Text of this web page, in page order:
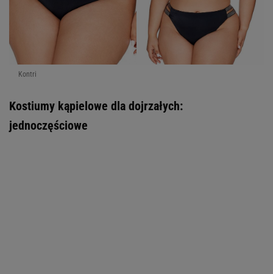
Kontri
Kostiumy kąpielowe dla dojrzałych:
jednoczęściowe